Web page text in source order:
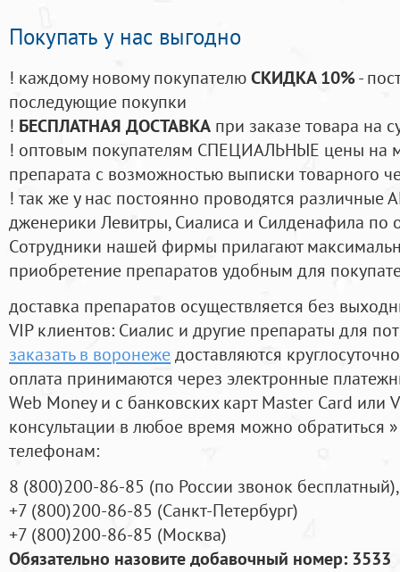
Покупать у нас выгодно
! каждому новому покупателюСКИДКА 10%-
последующие покупки
! БЕСПЛАТНАЯ ДОСТАВКА при заказе товара на
! оптовым покупателям СПЕЦИАЛЬНЫЕ цены на
препарата с возможностью выписки товарного
! так же у нас постоянно проводятся
дженерики Левитры, Сиалиса и Силденафила по
Cотрудники нашей фирмы прилагают
приобретение препаратов удобным для
доставка препаратов осуществляется без
VIP клиентов: Сиалис и другие препараты для
заказать в воронежедоставляются круглосуточно
оплата принимаются через электронные
Web Money и с банковских карт Master Card или
консультации в любое время можно обратиться
телефонам:
8 (800)200-86-85 (по России звонок бесплатный),
+7 (800)200-86-85 (Санкт-Петербург)
+7 (800)200-86-85 (Москва)
Обязательно назовите добавочный номер: 3533